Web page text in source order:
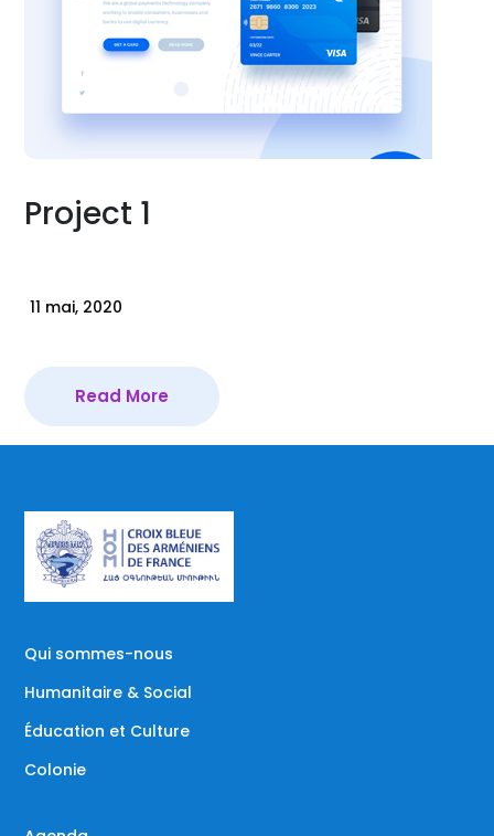
Project 1
11 mai, 2020
Read More
Qui sommes-nous
Humanitaire & Social
Éducation et Culture
Colonie